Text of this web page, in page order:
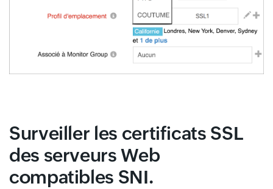
Surveiller les certificats SSL
des serveurs Web
compatibles SNI.